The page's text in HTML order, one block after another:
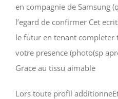
en compagnie de Samsung
l’egard de confirmer Cet
le futur en tenant
votre presence (photo(sp
Grace au tissu aimable
Lors toute profil